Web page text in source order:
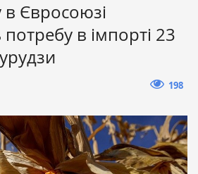
в Євросоюзі
в імпорті 23
198